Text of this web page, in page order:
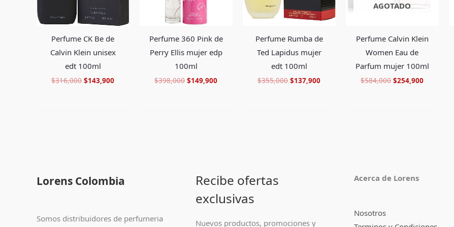
Perfume CK Be de
Calvin Klein unisex
edt 100ml
$316,000 $143,900
Perfume 360 Pink de
Perry Ellis mujer edp
100ml
$398,000 $149,900
Perfume Rumba de
Ted Lapidus mujer
edt 100ml
$355,000 $137,900
AGOTADO
Perfume Calvin Klein
Women Eau de
Parfum mujer 100ml
$584,000 $254,900
Lorens Colombia
Somos distribuidores de perfumeria
Recibe ofertas
exclusivas
Nuevos productos, promociones y
Acerca de Lorens
Nosotros